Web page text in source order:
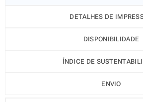
DETALHES DE
DISPONIBILIDADE
ÍNDICE DE
ENVIO